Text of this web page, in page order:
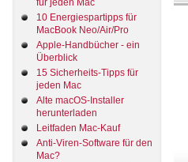
für jeden Mac
10 Energiespartipps für
MacBook Neo/Air/Pro
Apple-Handbücher - ein
Überblick
15 Sicherheits-Tipps für
jeden Mac
Alte macOS-Installer
herunterladen
Leitfaden Mac-Kauf
Anti-Viren-Software für den
Mac?